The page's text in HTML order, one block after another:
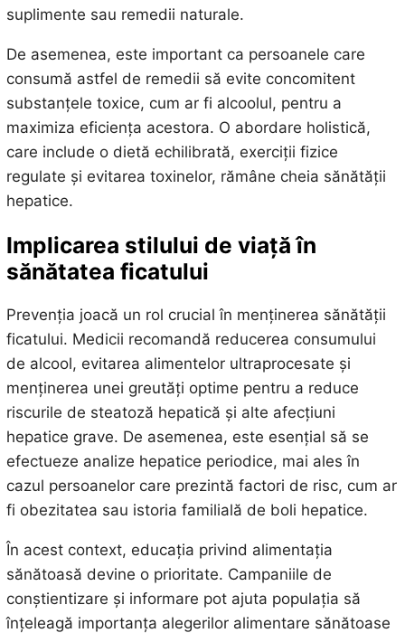
suplimente sau remedii naturale.
De asemenea, este important ca persoanele care
consumă astfel de remedii să evite concomitent
substanțele toxice, cum ar fi alcoolul, pentru a
maximiza eficiența acestora. O abordare holistică,
care include o dietă echilibrată, exerciții fizice
regulate și evitarea toxinelor, rămâne cheia sănătății
hepatice.
Implicarea stilului de viață în
sănătatea ficatului
Prevenția joacă un rol crucial în menținerea sănătății
ficatului. Medicii recomandă reducerea consumului
de alcool, evitarea alimentelor ultraprocesate și
menținerea unei greutăți optime pentru a reduce
riscurile de steatoză hepatică și alte afecțiuni
hepatice grave. De asemenea, este esențial să se
efectueze analize hepatice periodice, mai ales în
cazul persoanelor care prezintă factori de risc, cum ar
fi obezitatea sau istoria familială de boli hepatice.
În acest context, educația privind alimentația
sănătoasă devine o prioritate. Campaniile de
conștientizare și informare pot ajuta populația să
înțeleagă importanța alegerilor alimentare sănătoase